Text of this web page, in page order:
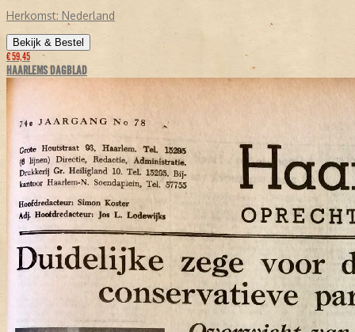
Herkomst: Nederland
Bekijk & Bestel
€ 59,45
HAARLEMS DAGBLAD